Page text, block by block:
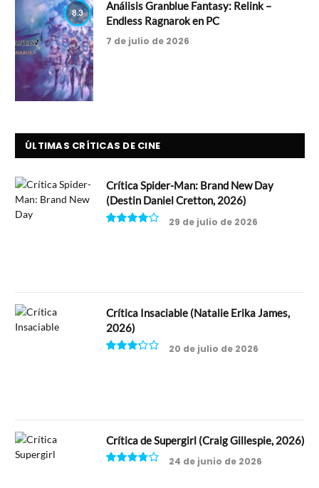
8.3
Análisis Granblue Fantasy: Relink –
Endless Ragnarok en PC
7 de julio de 2026
ÚLTIMAS CRÍTICAS DE CINE
Crítica Spider-Man: Brand New Day
(Destin Daniel Cretton, 2026)
29 de julio de 2026
Crítica Insaciable (Natalie Erika James,
2026)
20 de julio de 2026
Crítica de Supergirl (Craig Gillespie, 2026)
24 de junio de 2026